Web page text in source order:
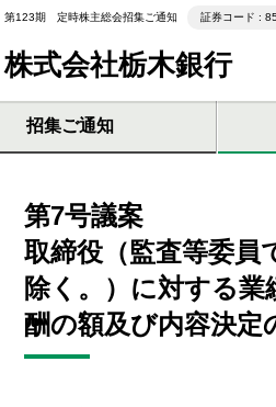
第123期 定時株主総会招集ご通知 証券コード :
株式会社栃木銀行
招集ご通知
第7号議案
取締役（監査等委員
除く。）に対する業
酬の額及び内容決定